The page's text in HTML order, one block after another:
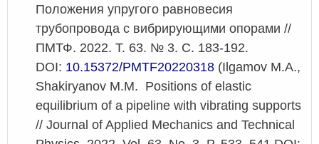
Положения упругого равновесия
трубопровода с вибрирующими опорами //
ПМТФ. 2022. Т. 63. № 3. С. 183-192.
DOI: 10.15372/PMTF20220318 (Ilgamov M.A.,
Shakiryanov M.M. Positions of elastic
equilibrium of a pipeline with vibrating supports
// Journal of Applied Mechanics and Technical